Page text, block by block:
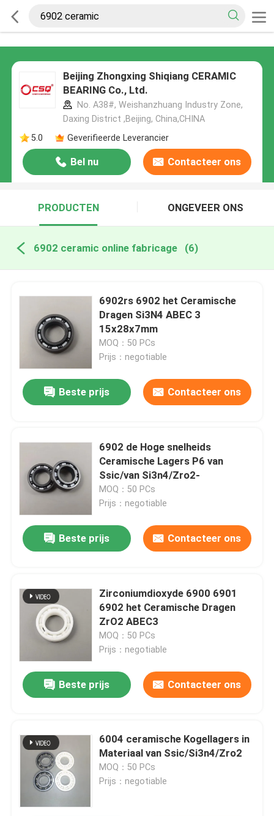
Beijing Zhongxing Shiqiang CERAMIC
BEARING Co., Ltd.
No. A38#, Weishanzhuang Industry Zone,
Daxing District ,Beijing, China,CHINA
5.0
Geverifieerde Leverancier
Bel nu Contacteer ons
PRODUCTEN ONGEVEER ONS
6902 ceramic online fabricage (6)
6902rs 6902 het Ceramische
Dragen Si3N4 ABEC 3
15x28x7mm
MOQ：50 PCs
Prijs：negotiable
Beste prijs Contacteer ons
6902 de Hoge snelheids
Ceramische Lagers P6 van
Ssic/van Si3n4/Zro2-
MOQ：50 PCs
Prijs：negotiable
Beste prijs Contacteer ons
Zirconiumdioxyde 6900 6901
6902 het Ceramische Dragen
ZrO2 ABEC3
MOQ：50 PCs
Prijs：negotiable
Beste prijs Contacteer ons
6004 ceramische Kogellagers in
Materiaal van Ssic/Si3n4/Zro2
MOQ：50 PCs
Prijs：negotiable